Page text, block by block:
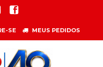
SE MEUS PEDIDOS